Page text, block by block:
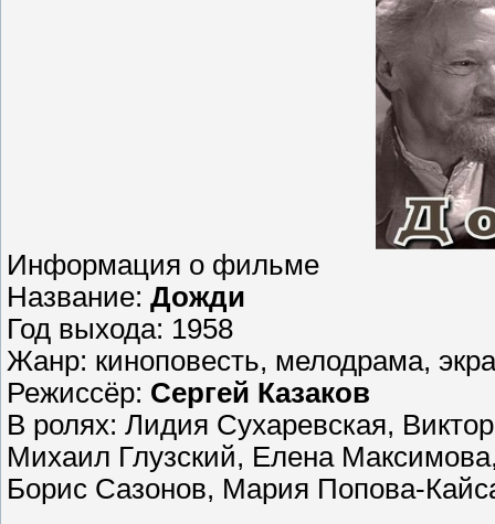
Информация о фильме
Название: Дожди
Год выхода: 1958
Жанр: киноповесть, мелодрама,
Режиссёр: Сергей Казаков
В ролях: Лидия Сухаревская,
Михаил Глузский, Елена
Борис Сазонов, Мария Попова-